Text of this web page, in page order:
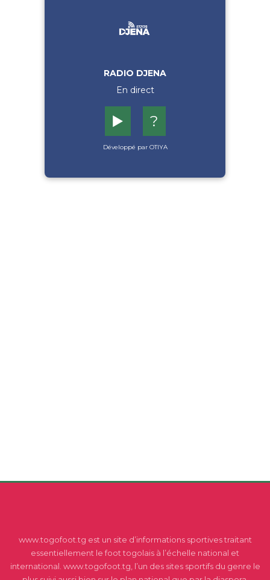
RADIO DJENA
En direct
▶️ ?
Développé par OTIYA
www.togofoot.tg est un site d’informations sportives traitant
essentiellement le foot togolais à l’échelle national et
international. www.togofoot.tg, l’un des sites sportifs du genre le